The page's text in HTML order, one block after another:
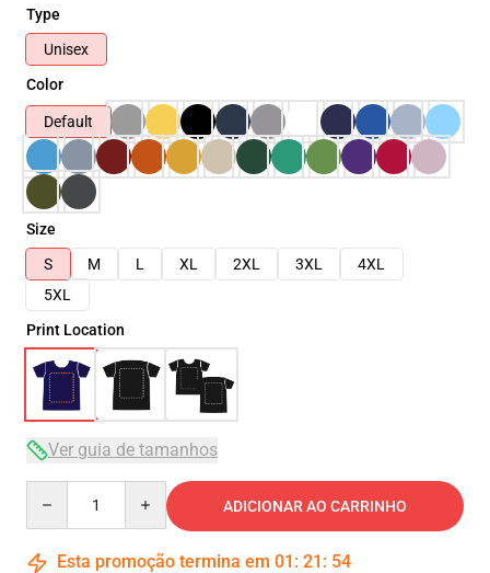
Type
Unisex
Color
Default
Size
S
M L XL 2XL 3XL
4XL
5XL
Print Location
Ver guia de tamanhos
ADICIONAR AO CARRINHO
Esta promoção termina em 01 : 21 : 54